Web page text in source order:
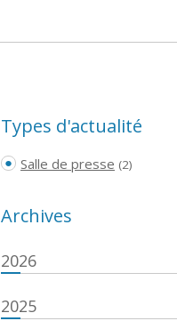
Types d'actualité
Salle de presse (2)
Archives
2026
2025